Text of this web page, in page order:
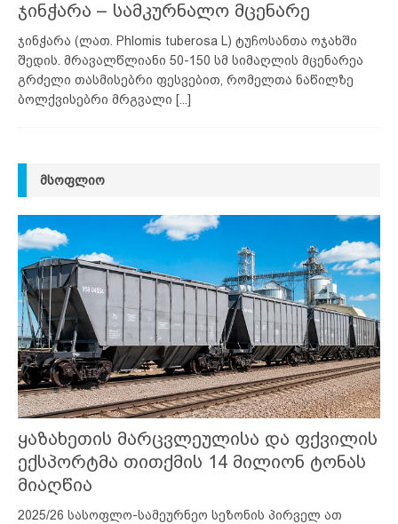
ჯინჭარა – სამკურნალო მცენარე
ჯინჭარა (ლათ. Phlomis tuberosa L) ტუჩოსანთა ოჯახში
შედის. მრავალწლიანი 50-150 სმ სიმაღლის მცენარეა
გრძელი თასმისებრი ფესვებით, რომელთა ნაწილზე
ბოლქვისებრი მრგვალი [...]
ᲛᲡᲝᲤᲚᲘᲝ
ყაზახეთის მარცვლეულისა და ფქვილის
ექსპორტმა თითქმის 14 მილიონ ტონას
მიაღწია
2025/26 სასოფლო-სამეურნეო სეზონის პირველ ათ